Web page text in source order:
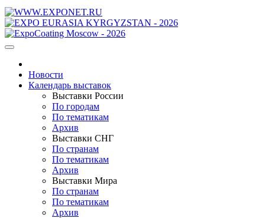
Новости
Календарь выставок
Выставки России
По городам
По тематикам
Архив
Выставки СНГ
По странам
По тематикам
Архив
Выставки Мира
По странам
По тематикам
Архив